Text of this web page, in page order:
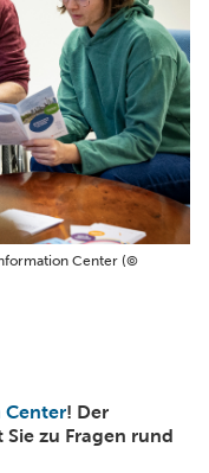
Center (©
Center! Der
zu Fragen rund